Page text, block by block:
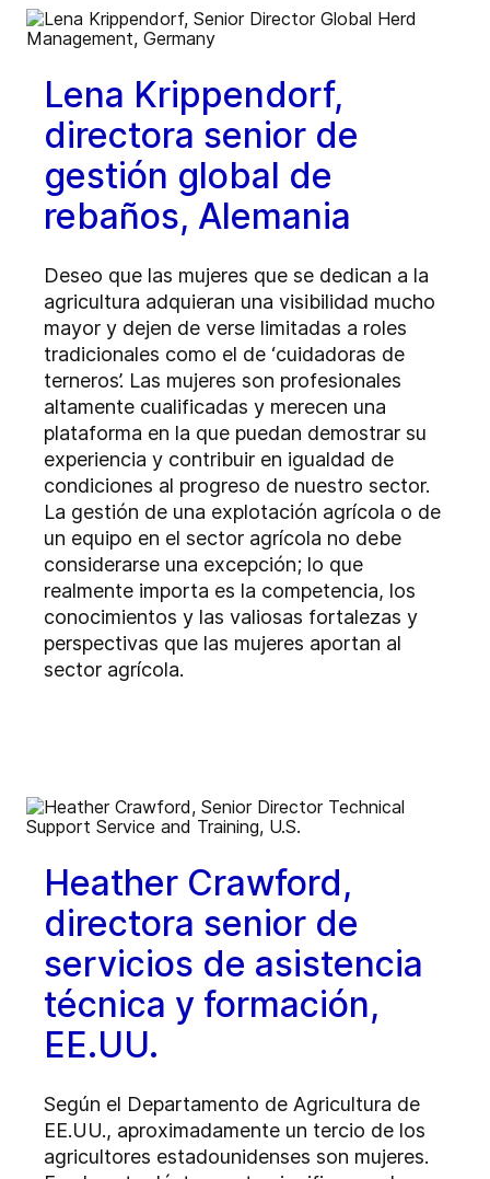
Lena Krippendorf,
directora senior de
gestión global de
rebaños, Alemania
Deseo que las mujeres que se dedican a la
agricultura adquieran una visibilidad mucho
mayor y dejen de verse limitadas a roles
tradicionales como el de ‘cuidadoras de
terneros’. Las mujeres son profesionales
altamente cualificadas y merecen una
plataforma en la que puedan demostrar su
experiencia y contribuir en igualdad de
condiciones al progreso de nuestro sector.
La gestión de una explotación agrícola o de
un equipo en el sector agrícola no debe
considerarse una excepción; lo que
realmente importa es la competencia, los
conocimientos y las valiosas fortalezas y
perspectivas que las mujeres aportan al
sector agrícola.
Heather Crawford,
directora senior de
servicios de asistencia
técnica y formación,
EE.UU.
Según el Departamento de Agricultura de
EE.UU., aproximadamente un tercio de los
agricultores estadounidenses son mujeres.